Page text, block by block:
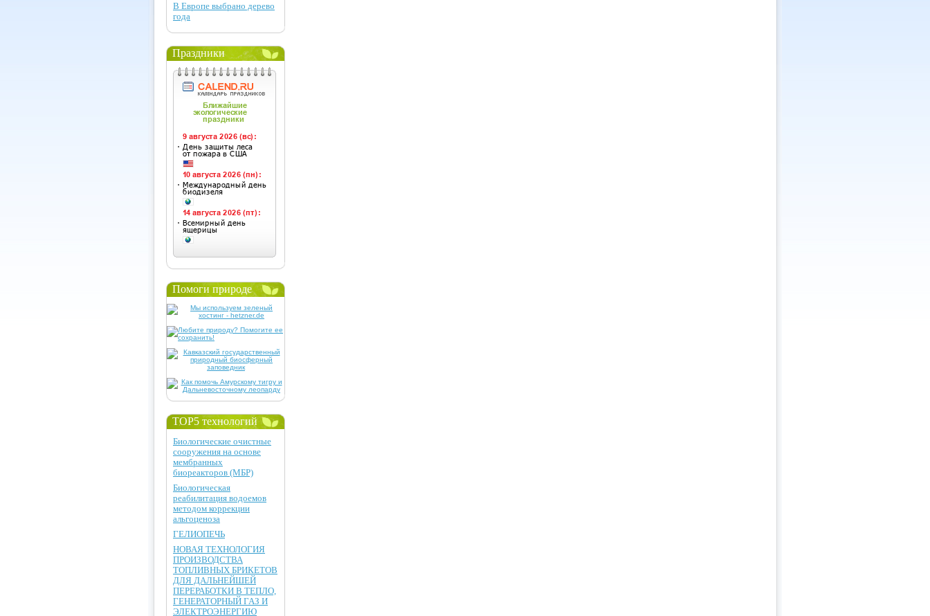
В Европе выбрано дерево
года
Праздники
Помоги природе
TOP5 технологий
Биологические очистные
сооружения на основе
мембранных
биореакторов (МБР)
Биологическая
реабилитация водоемов
методом коррекции
альгоценоза
ГЕЛИОПЕЧЬ
НОВАЯ ТЕХНОЛОГИЯ
ПРОИЗВОДСТВА
ТОПЛИВНЫХ БРИКЕТОВ
ДЛЯ ДАЛЬНЕЙШЕЙ
ПЕРЕРАБОТКИ В ТЕПЛО,
ГЕНЕРАТОРНЫЙ ГАЗ И
ЭЛЕКТРОЭНЕРГИЮ